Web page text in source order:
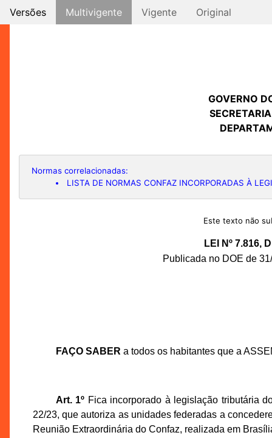
Versões Multivigente Vigente Original
GOVERNO
Normas correlacionadas:
LISTA DE NORMAS CONFAZ INCORPORADAS À
Este texto não
LEI Nº 7.816,
Publicada no DOE de
FAÇO SABER a todos os habitantes que a
Art. 1º Fica incorporado à legislação tributária
22/23, que autoriza as unidades federadas a
Reunião Extraordinária do Confaz, realizada em